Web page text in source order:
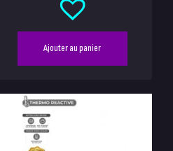
Ajouter au panier